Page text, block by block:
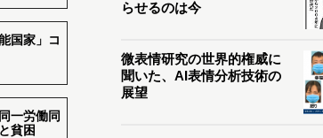
国家」コ
一労働同
貧困
らせるのは今
微表情研究の世界的権威に
聞いた、AI表情分析技術の
展望